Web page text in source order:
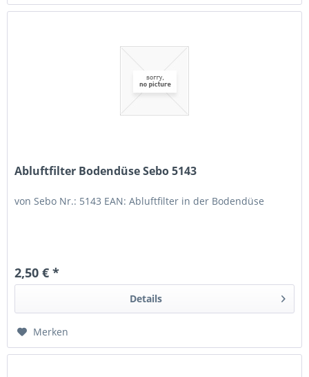
Abluftfilter Bodendüse Sebo 5143
von Sebo Nr.: 5143 EAN: Abluftfilter in der Bodendüse
2,50 € *
Details
Merken